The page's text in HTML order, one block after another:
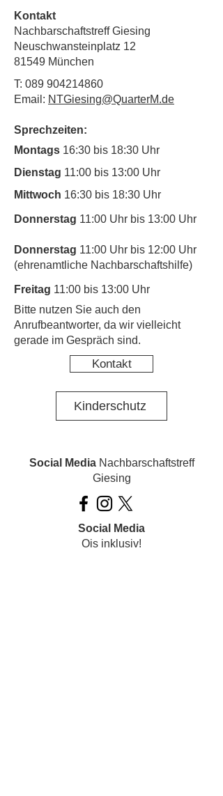
Kontakt
Nachbarschaftstreff Giesing
Neuschwansteinplatz 12
81549 München
T: 089 904214860
Email: NTGiesing@QuarterM.de
Sprechzeiten:
Montags 16:30 bis 18:30 Uhr
Dienstag 11:00 bis 13:00 Uhr
Mittwoch 16:30 bis 18:30 Uhr
Donnerstag 11:00 Uhr bis 13:00 Uhr
Donnerstag 11:00 Uhr bis 12:00 Uhr
(ehrenamtliche Nachbarschaftshilfe)
Freitag 11:00 bis 13:00 Uhr
​Bitte nutzen Sie auch den
Anrufbeantworter, da wir vielleicht
gerade im Gespräch sind.
Kontakt
Kinderschutz
Social MediaNachbarschaftstreff
Giesing
Social Media
Ois inklusiv!